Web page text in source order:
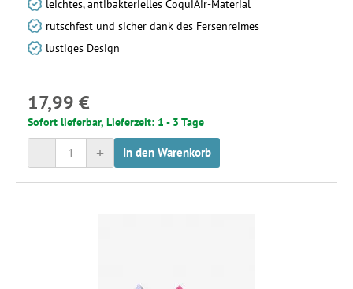
leichtes, antibakterielles CoquiAir-Material
rutschfest und sicher dank des Fersenreimes
lustiges Design
17,99 €
Sofort lieferbar, Lieferzeit: 1 - 3 Tage
+
- In den Warenkorb